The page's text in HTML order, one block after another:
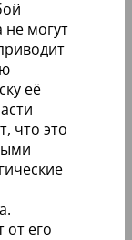
не могут
её
что это
от его